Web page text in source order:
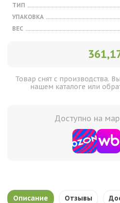
ТИП
УПАКОВКА
ВЕС
Товар снят с производства.
нашем каталоге или
Доступно на
Описание Отзывы